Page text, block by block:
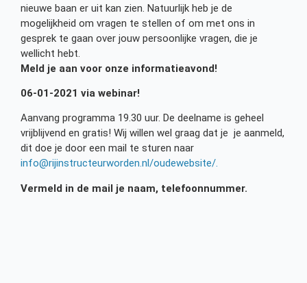
nieuwe baan er uit kan zien. Natuurlijk heb je de
mogelijkheid om vragen te stellen of om met ons in
gesprek te gaan over jouw persoonlijke vragen, die je
wellicht hebt.
Meld je aan voor onze informatieavond!
06-01-2021 via webinar!
Aanvang programma 19.30 uur. De deelname is geheel
vrijblijvend en gratis! Wij willen wel graag dat je je aanmeld,
dit doe je door een mail te sturen naar
info@rijinstructeurworden.nl /oudewebsite/.
Vermeld in de mail je naam, telefoonnummer.